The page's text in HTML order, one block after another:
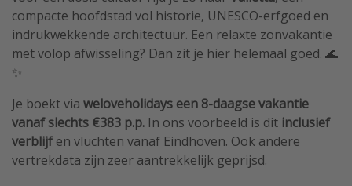
compacte hoofdstad vol historie, UNESCO-erfgoed en
indrukwekkende architectuur. Een relaxte zonvakantie
met volop afwisseling? Dan zit je hier helemaal goed. 🌊
✨
Je boekt via weloveholidays een 8-daagse vakantie
vanaf slechts €383 p.p. In ons voorbeeld is dit inclusief
verblijfen vluchten vanaf Eindhoven. Ook andere
vertrekdata zijn zeer aantrekkelijk geprijsd.